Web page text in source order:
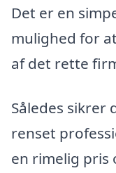
Det er en
mulighed for
af det rette
Således sikrer
renset
en rimelig pris